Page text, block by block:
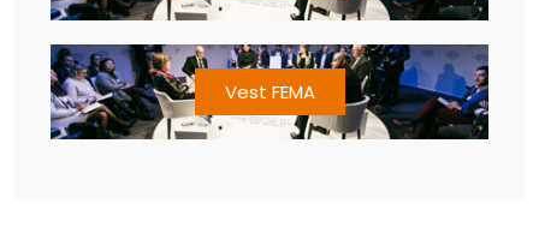
Vest FEMA